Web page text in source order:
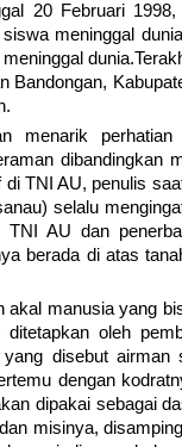
20 Februari
meninggal
Bandongan,
menarik
dibandingkan
TNI AU, penulis
selalu
AU dan
berada di atas
manusia yang
oleh
disebut
dengan
dipakai sebagai
misinya,